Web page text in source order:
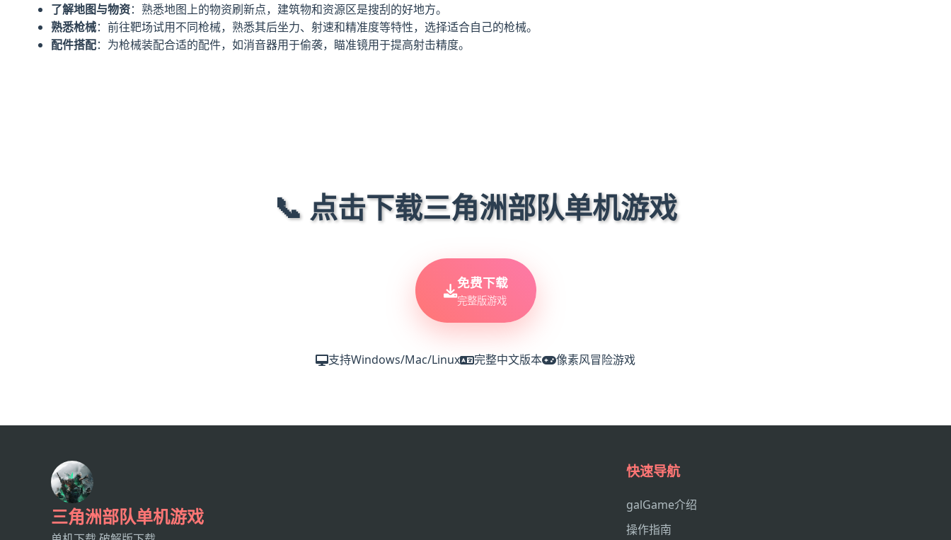
了解地图与物资：熟悉地图上的物资刷新点，建筑物和资源区是搜刮的好地方。
熟悉枪械：前往靶场试用不同枪械，熟悉其后坐力、射速和精准度等特性，选择适合自己的枪械。
配件搭配：为枪械装配合适的配件，如消音器用于偷袭，瞄准镜用于提高射击精度。
📞 点击下载三角洲部队单机游戏
免费下载
完整版游戏
支持Windows/Mac/Linux 完整中文版本 像素风冒险游戏
三角洲部队单机游戏
快速导航
galGame介绍
操作指南